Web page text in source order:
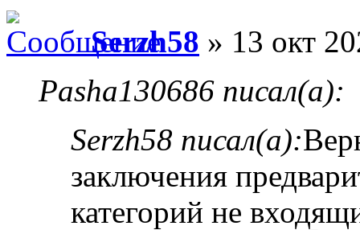
Serzh58 » 13 окт
Pasha130686 писал(а):
Serzh58 писал(а):
заключения
категорий не